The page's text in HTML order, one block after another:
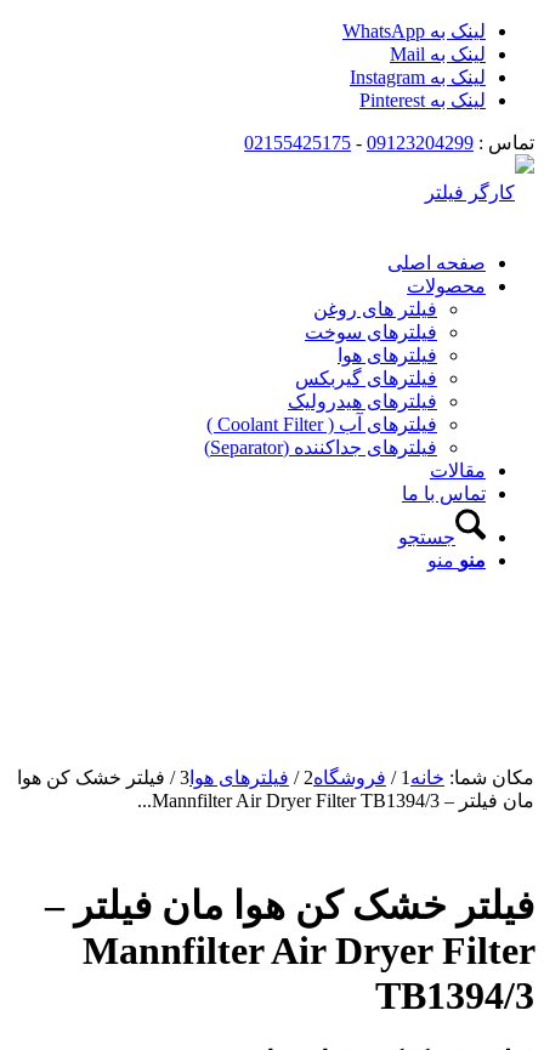
لینک به WhatsApp
لینک به Mail
لینک به Instagram
لینک به Pinterest
تماس : 09123204299
-
02155425175
صفحه اصلی
محصولات
فیلتر های روغن
فیلترهای سوخت
فیلترهای هوا
فیلترهای گیربکس
فیلترهای هیدرولیک
فیلترهای آب ( Coolant Filter )
فیلترهای جداکننده (Separator)
مقالات
تماس با ما
جستجو
منو منو
مکان شما: خانه 1
/ فروشگاه2
/ فیلترهای هوا 3
/ فیلتر خشک کن هوا
مان فیلتر – Mannfilter Air Dryer Filter TB1394/3...
فیلتر خشک کن هوا مان فیلتر –
Mannfilter Air Dryer Filter
TB1394/3